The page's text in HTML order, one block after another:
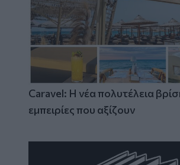
Caravel: Η νέα πολυτέλεια
εμπειρίες που αξίζουν